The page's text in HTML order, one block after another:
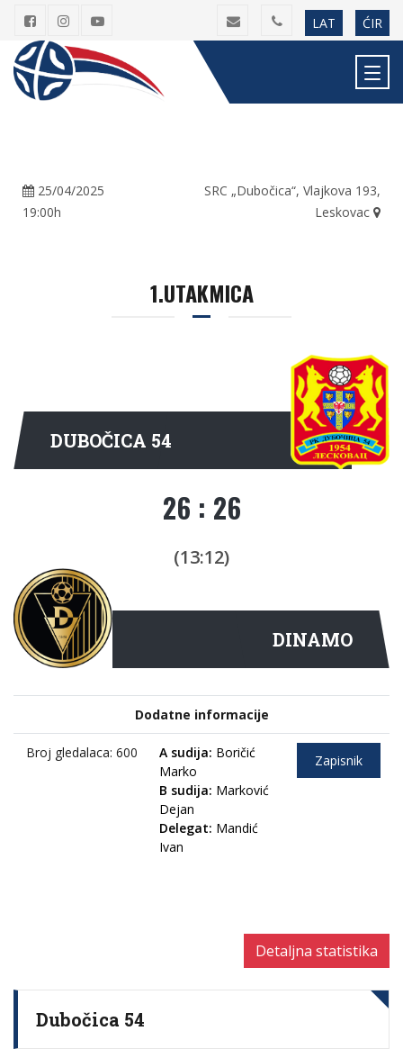
LAT ĆIR
25/04/2025
19:00h
SRC „Dubočica“, Vlajkova 193,
Leskovac
1.UTAKMICA
DUBOČICA 54
26 : 26
(13:12)
DINAMO
Dodatne informacije
Broj gledalaca: 600 A sudija: Boričić
Marko
B sudija: Marković
Dejan
Delegat: Mandić
Ivan
Zapisnik
Detaljna statistika
Dubočica 54